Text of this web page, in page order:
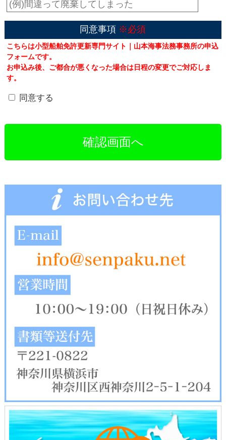
同意事項 ※必須
こちらは小型船舶免許更新専門サイト｜山本海事法務事務所の申込
フォームです。
お申込み後、ご都合が悪くなった場合は日程の変更でご対応しま
す。
同意する